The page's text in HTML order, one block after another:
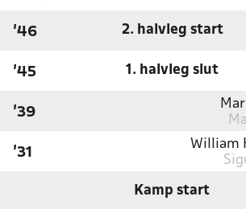
'46 2. halvleg start
'45 1. halvleg slut
'39
'31
William
Kamp start